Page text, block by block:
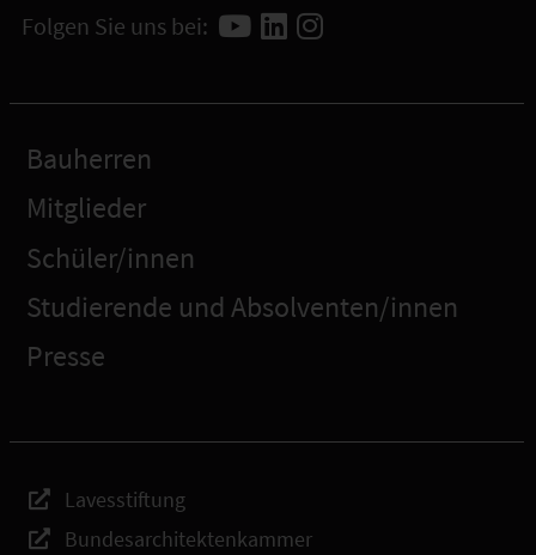
Folgen Sie uns bei:
Bauherren
Mitglieder
Schüler/innen
Studierende und Absolventen/innen
Presse
Lavesstiftung
Bundesarchitektenkammer